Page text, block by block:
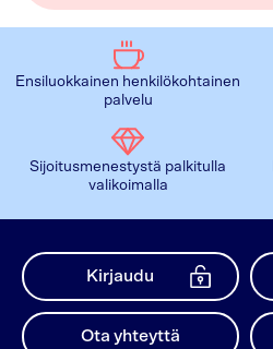
Ensiluokkainen henkilökohtainen
palvelu
Sijoitusmenestystä palkitulla
valikoimalla
Kirjaudu
Ota yhteyttä